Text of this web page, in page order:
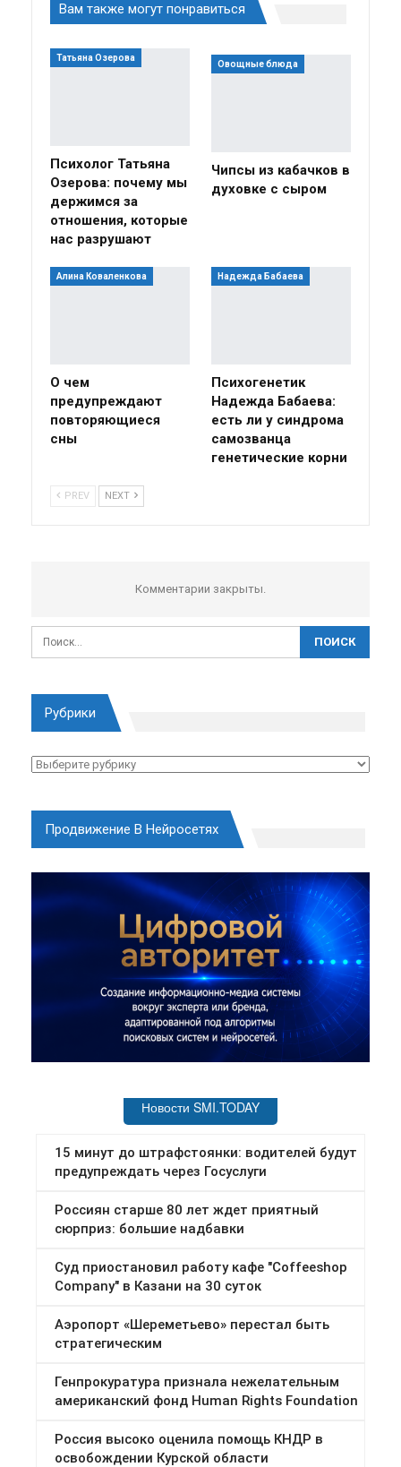
Вам также могут понравиться
Татьяна Озерова
Психолог Татьяна
Озерова: почему мы
держимся за
отношения, которые
нас разрушают
Овощные блюда
Чипсы из кабачков в
духовке с сыром
Алина Коваленкова
О чем
предупреждают
повторяющиеся
сны
Надежда Бабаева
Психогенетик
Надежда Бабаева:
есть ли у синдрома
самозванца
генетические корни
PREV NEXT
Комментарии закрыты.
Рубрики
Рубрики
Продвижение В Нейросетях